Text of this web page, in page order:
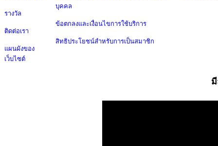
รางวัล
ติดต่อเรา
แผนผังของ
เว็บไซต์
บุคคล
ข้อตกลงและเงื่อนไขการใช้บริการ
สิทธิประโยชน์สำหรับการเป็นสมาชิก